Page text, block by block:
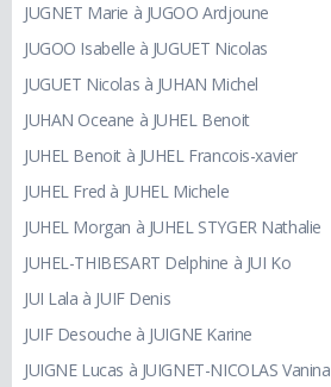
JUGNET Marie à JUGOO Ardjoune
JUGOO Isabelle à JUGUET Nicolas
JUGUET Nicolas à JUHAN Michel
JUHAN Oceane à JUHEL Benoit
JUHEL Benoit à JUHEL Francois-xavier
JUHEL Fred à JUHEL Michele
JUHEL Morgan à JUHEL STYGER Nathalie
JUHEL-THIBESART Delphine à JUI Ko
JUI Lala à JUIF Denis
JUIF Desouche à JUIGNE Karine
JUIGNE Lucas à JUIGNET-NICOLAS Vanina